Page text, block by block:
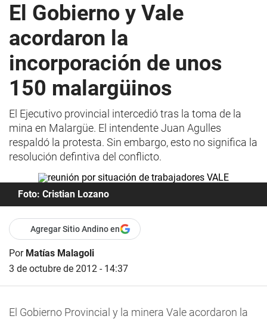
El Gobierno y Vale
acordaron la
incorporación de unos
150 malargüinos
El Ejecutivo provincial intercedió tras la toma de la
mina en Malargüe. El intendente Juan Agulles
respaldó la protesta. Sin embargo, esto no significa la
resolución defintiva del conflicto.
Foto: Cristian Lozano
Agregar Sitio Andino en
Por Matías Malagoli
3 de octubre de 2012 - 14:37
El Gobierno Provincial y la minera Vale acordaron la